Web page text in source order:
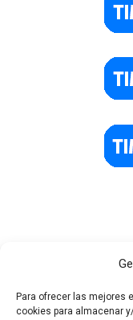
Para ofrecer las mejores
cookies para almacenar